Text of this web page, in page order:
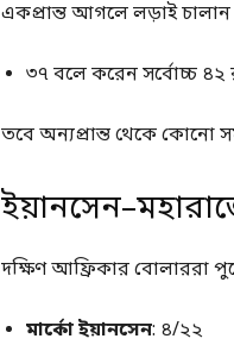
একপ্রান্ত আগলে লড়াই
৩৭ বলে করেন সর্বোচ্চ ৪২
তবে অন্যপ্রান্ত থেকে কোনো
দক্ষিণ আফ্রিকার বোলাররা
মার্কো ইয়ানসেন: ৪/২২